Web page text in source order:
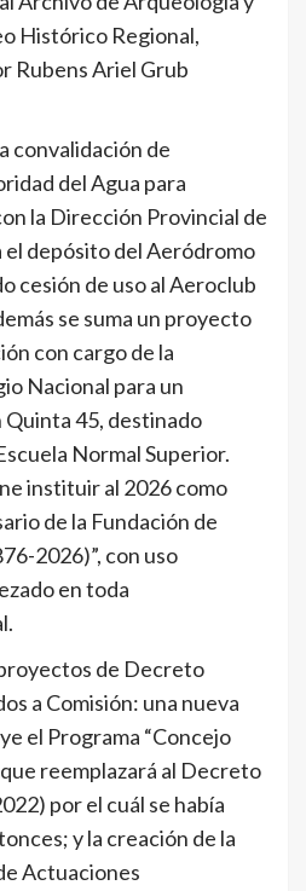
Histórico Regional,
Rubens Ariel Grub
convalidación de
del Agua para
la Dirección Provincial de
depósito del Aeródromo
cesión de uso al Aeroclub
se suma un proyecto
con cargo de la
Nacional para un
45, destinado
Normal Superior.
instituir al 2026 como
de la Fundación de
2026)”, con uso
en toda
de Decreto
a Comisión: una nueva
el Programa “Concejo
reemplazará al Decreto
por el cuál se había
y la creación de la
Actuaciones